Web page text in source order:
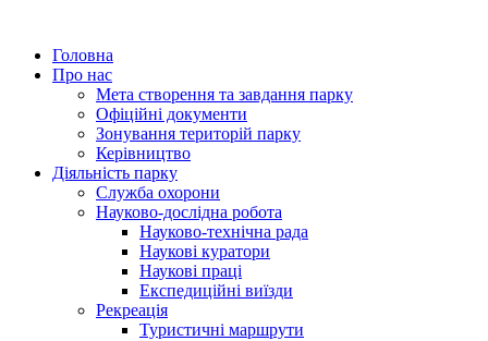
Головна
Про нас
Мета створення та завдання парку
Офіційні документи
Зонування територій парку
Керівництво
Діяльність парку
Служба охорони
Науково-дослідна робота
Науково-технічна рада
Наукові куратори
Наукові праці
Експедиційні виїзди
Рекреація
Туристичні маршрути